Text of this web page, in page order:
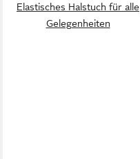
Elastisches Halstuch für alle
Gelegenheiten